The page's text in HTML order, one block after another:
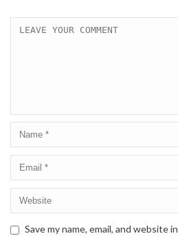
Save my name, email, and website